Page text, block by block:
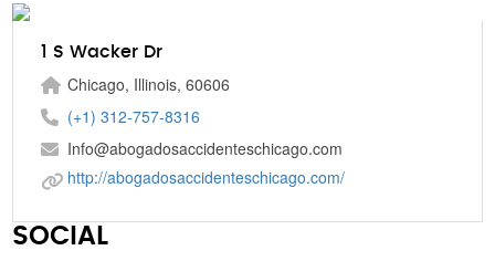
1 S Wacker Dr
Chicago, Illinois, 60606
(+1) 312-757-8316
Info@abogadosaccidenteschicago.com
http://abogadosaccidenteschicago.com/
SOCIAL